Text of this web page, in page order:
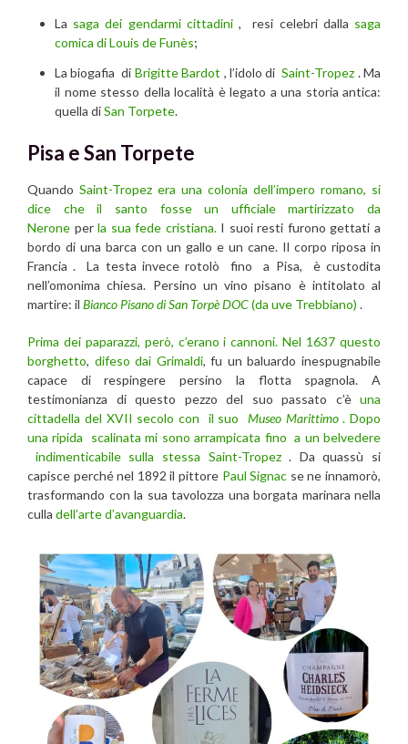
La saga dei gendarmi cittadini, resi celebri dalla saga
comica di Louis de Funès;
La biogafia di Brigitte Bardot , l’idolo diSaint-Tropez . Ma
il nome stesso della località è legato a una storia antica:
quella diSan Torpete.
Pisa e San Torpete
Quando Saint-Tropez era una colonia dell’impero romano, si
dice che il santo fosse un ufficiale martirizzato da
Nerone perla sua fede cristiana.I suoi resti furono gettati a
bordo di una barca con un gallo e un cane. Il corpo riposa in
Francia . La testa invece rotolò fino a Pisa, è custodita
nell’omonima chiesa. Persino un vino pisano è intitolato al
martire: il Bianco Pisano di San Torpè DOC(da uve Trebbiano) .
Prima dei paparazzi, però, c’erano i cannoni. Nel 1637 questo
borghetto, difeso dai Grimaldi, fu un baluardo inespugnabile
capace di respingere persino la flotta spagnola. A
testimonianza di questo pezzo del suo passato c’è una
cittadella del XVII secolo con il suo Museo Marittimo. Dopo
una ripida scalinata mi sono arrampicata fino a un belvedere
indimenticabile sulla stessa Saint-Tropez. Da quassù si
capisce perché nel 1892 il pittore Paul Signac se ne innamorò,
trasformando con la sua tavolozza una borgata marinara nella
culla dell’arte d’avanguardia.